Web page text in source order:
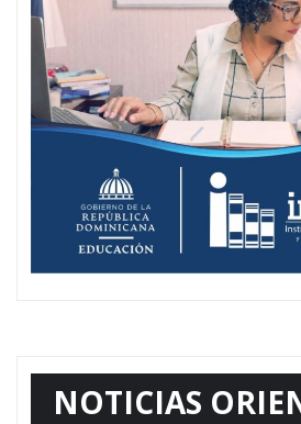
NOTICIAS